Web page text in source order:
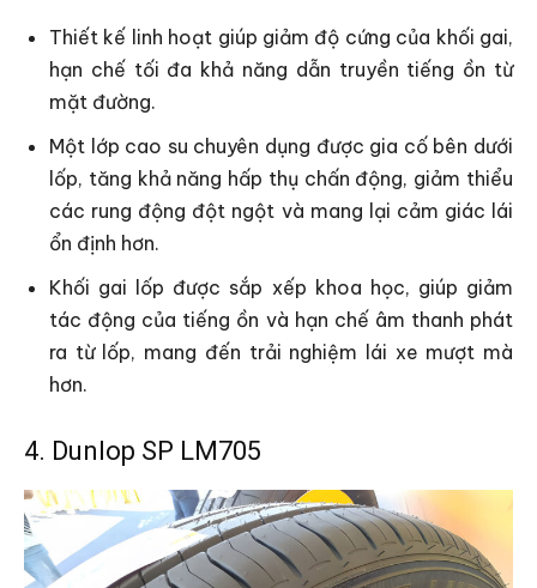
Thiết kế linh hoạt giúp giảm độ cứng của khối gai,
hạn chế tối đa khả năng dẫn truyền tiếng ồn từ
mặt đường.
Một lớp cao su chuyên dụng được gia cố bên dưới
lốp, tăng khả năng hấp thụ chấn động, giảm thiểu
các rung động đột ngột và mang lại cảm giác lái
ổn định hơn.
Khối gai lốp được sắp xếp khoa học, giúp giảm
tác động của tiếng ồn và hạn chế âm thanh phát
ra từ lốp, mang đến trải nghiệm lái xe mượt mà
hơn.
4. Dunlop SP LM705